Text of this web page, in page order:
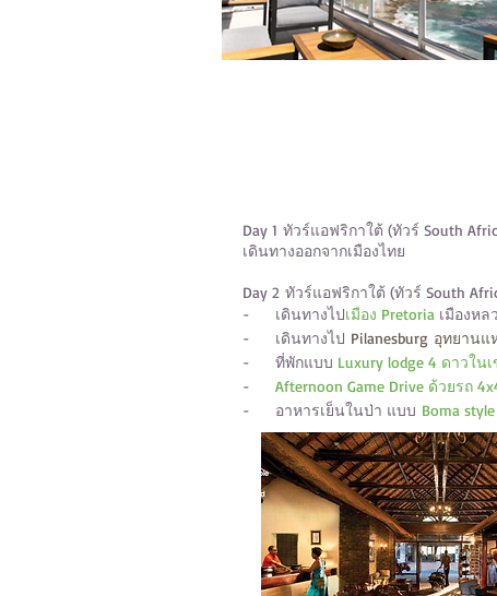
Day 1 ทัวร์แอฟริกาใต้ (ทัวร์ South
เดินทางออกจากเมืองไทย
Day 2 ทัวร์แอฟริกาใต้ (ทัวร์ South
- เดินทางไปเมือง Pretoria เมืองห
- เดินทางไป Pilanesburg อุทยาน
- ที่พักแบบ Luxury lodge 4 ดาวใน
- Afternoon Game Drive ด้วยรถ
- อาหารเย็นในป่า แบบ Boma style